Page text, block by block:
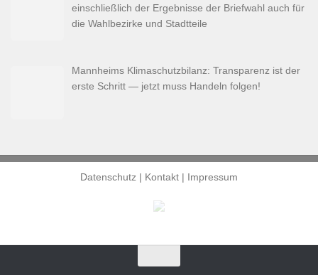
einschließlich der Ergebnisse der Briefwahl auch für
die Wahlbezirke und Stadtteile
Mannheims Klimaschutzbilanz: Transparenz ist der
erste Schritt — jetzt muss Handeln folgen!
Datenschutz | Kontakt | Impressum